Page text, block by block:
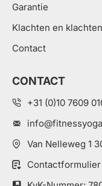
Garantie
Klachten en
Contact
CONTACT
+31 (0)10 7609
Van Nelleweg 1
Contactformulier